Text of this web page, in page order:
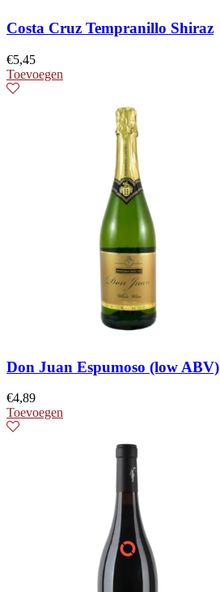
Costa Cruz Tempranillo Shiraz
€5,45
Toevoegen
Don Juan Espumoso (low ABV)
€4,89
Toevoegen